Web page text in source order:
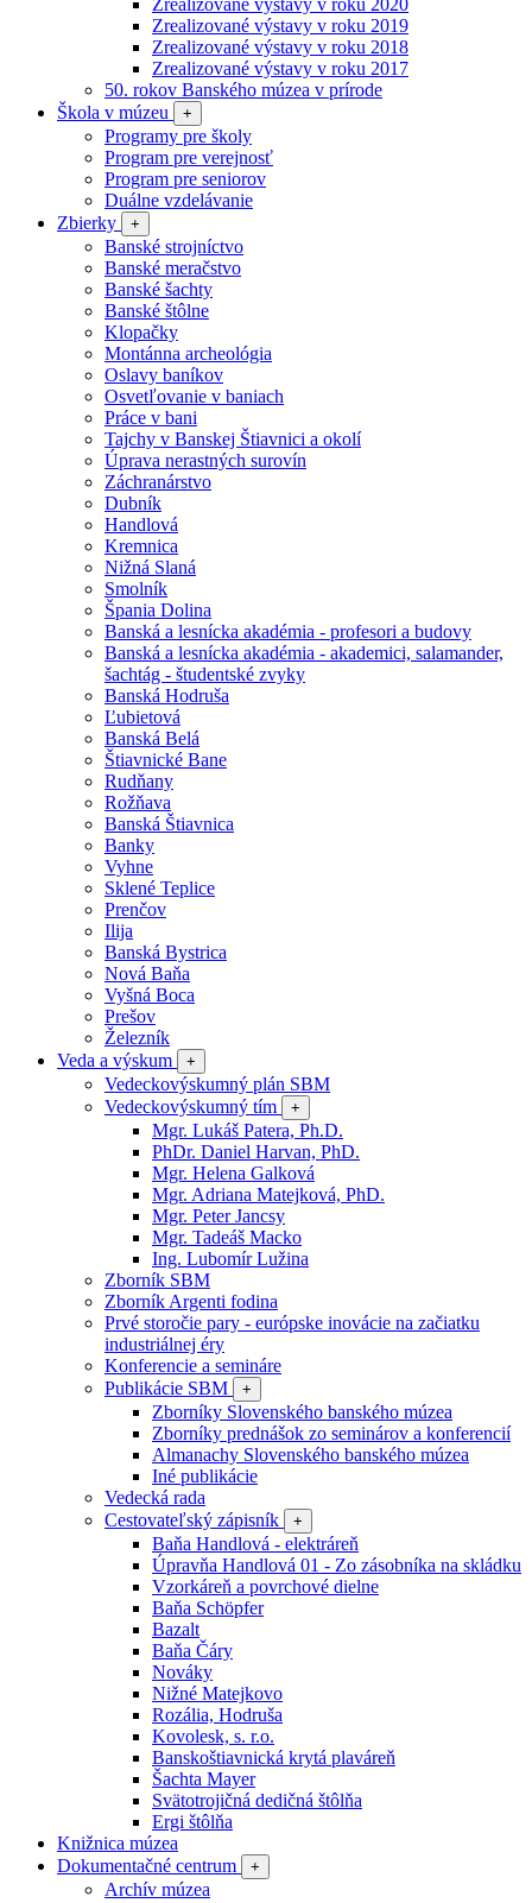
Zrealizované výstavy v roku 2020
Zrealizované výstavy v roku 2019
Zrealizované výstavy v roku 2018
Zrealizované výstavy v roku 2017
50. rokov Banského múzea v prírode
Škola v múzeu
+
Programy pre školy
Program pre verejnosť
Program pre seniorov
Duálne vzdelávanie
Zbierky
+
Banské strojníctvo
Banské meračstvo
Banské šachty
Banské štôlne
Klopačky
Montánna archeológia
Oslavy baníkov
Osvetľovanie v baniach
Práce v bani
Tajchy v Banskej Štiavnici a okolí
Úprava nerastných surovín
Záchranárstvo
Dubník
Handlová
Kremnica
Nižná Slaná
Smolník
Špania Dolina
Banská a lesnícka akadémia - profesori a budovy
Banská a lesnícka akadémia - akademici, salamander,
šachtág - študentské zvyky
Banská Hodruša
Ľubietová
Banská Belá
Štiavnické Bane
Rudňany
Rožňava
Banská Štiavnica
Banky
Vyhne
Sklené Teplice
Prenčov
Ilija
Banská Bystrica
Nová Baňa
Vyšná Boca
Prešov
Železník
Veda a výskum
+
Vedeckovýskumný plán SBM
Vedeckovýskumný tím
+
Mgr. Lukáš Patera, Ph.D.
PhDr. Daniel Harvan, PhD.
Mgr. Helena Galková
Mgr. Adriana Matejková, PhD.
Mgr. Peter Jancsy
Mgr. Tadeáš Macko
Ing. Lubomír Lužina
Zborník SBM
Zborník Argenti fodina
Prvé storočie pary - európske inovácie na začiatku
industriálnej éry
Konferencie a semináre
Publikácie SBM
+
Zborníky Slovenského banského múzea
Zborníky prednášok zo seminárov a konferencií
Almanachy Slovenského banského múzea
Iné publikácie
Vedecká rada
Cestovateľský zápisník
+
Baňa Handlová - elektráreň
Úpravňa Handlová 01 - Zo zásobníka na skládku
Vzorkáreň a povrchové dielne
Baňa Schöpfer
Bazalt
Baňa Čáry
Nováky
Nižné Matejkovo
Rozália, Hodruša
Kovolesk, s. r.o.
Banskoštiavnická krytá plaváreň
Šachta Mayer
Svätotrojičná dedičná štôlňa
Ergi štôlňa
Knižnica múzea
Dokumentačné centrum
+
Archív múzea